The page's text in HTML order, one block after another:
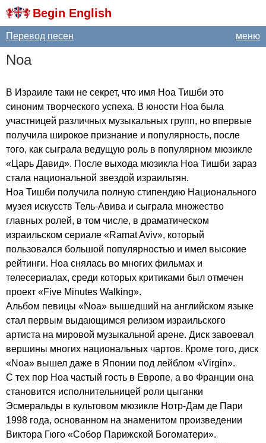
Begin English
меню
Перевод песен
Noa
В Израиле таки не секрет, что имя Ноа Тишби это
синоним творческого успеха. В юности Ноа была
участницей различных музыкальных групп, но впервые
получила широкое признание и популярность, после
того, как сыграла ведущую роль в популярном мюзикле
«Царь Давид». После выхода мюзикла Ноа Тишби зараз
стала национальной звездой израильтян.
Ноа Тишби получила полную стипендию Национального
музея искусств Тель-Авива и сыграла множество
главных ролей, в том числе, в драматическом
израильском сериале «RamatAviv», который
пользовался большой популярностью и имел высокие
рейтинги. Ноа снялась во многих фильмах и
телесериалах, среди которых критиками был отмечен
проект «Five Minutes Walking».
Альбом певицы «Noa» вышедший на английском языке
стал первым выдающимся релизом израильского
артиста на мировой музыкальной арене. Диск завоевал
вершины многих национальных чартов. Кроме того, диск
«Noa» вышел даже в Японии под лейблом «Virgin».
С тех пор Ноа частый гость в Европе, а во Франции она
становится исполнительницей роли цыганки
Эсмеральды в культовом мюзикле Нотр-Дам де Пари
1998 года, основанном на знаменитом произведении
Виктора Гюго «Собор Парижской Богоматери».